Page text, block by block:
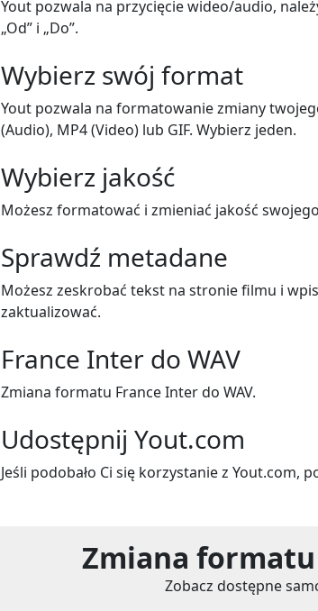
Yout pozwala na przycięcie wideo/audio,
„Od” i „Do”.
Wybierz swój format
Yout pozwala na formatowanie zmiany
(Audio), MP4 (Video) lub GIF. Wybierz jeden.
Wybierz jakość
Możesz formatować i zmieniać jakość
Sprawdź metadane
Możesz zeskrobać tekst na stronie filmu i
zaktualizować.
France Inter do WAV
Zmiana formatu France Inter do WAV.
Udostępnij Yout.com
Jeśli podobało Ci się korzystanie z Yout.com,
Zmiana
Zobacz dostępne